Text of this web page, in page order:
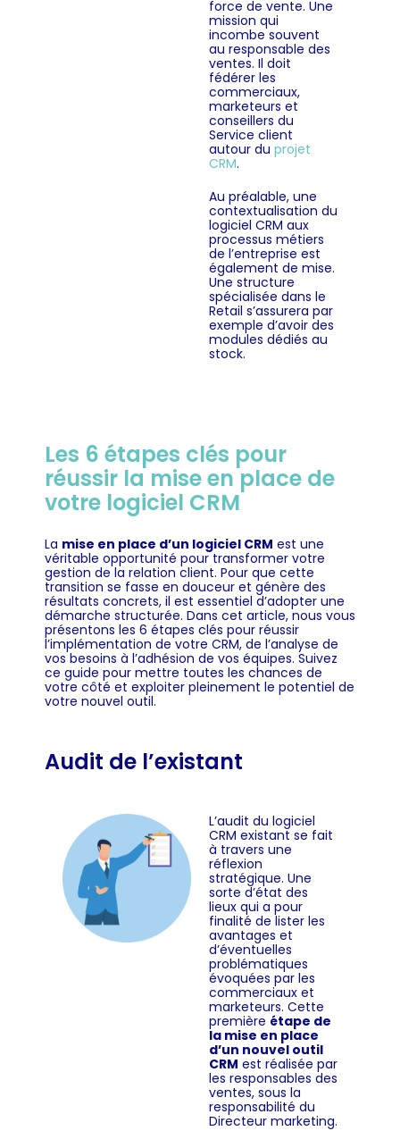
force de vente. Une
mission qui
incombe souvent
au responsable des
ventes. Il doit
fédérer les
commerciaux,
marketeurs et
conseillers du
Service client
autour du projet
CRM.
Au préalable, une
contextualisation du
logiciel CRM aux
processus métiers
de l’entreprise est
également de mise.
Une structure
spécialisée dans le
Retail s’assurera par
exemple d’avoir des
modules dédiés au
stock.
Les 6 étapes clés pour
réussir la mise en place de
votre logiciel CRM
La mise en place d’un logiciel CRM est une
véritable opportunité pour transformer votre
gestion de la relation client. Pour que cette
transition se fasse en douceur et génère des
résultats concrets, il est essentiel d’adopter une
démarche structurée. Dans cet article, nous vous
présentons les 6 étapes clés pour réussir
l’implémentation de votre CRM, de l’analyse de
vos besoins à l’adhésion de vos équipes. Suivez
ce guide pour mettre toutes les chances de
votre côté et exploiter pleinement le potentiel de
votre nouvel outil.
Audit de l’existant
L’audit du logiciel
CRM existant se fait
à travers une
réflexion
stratégique. Une
sorte d’état des
lieux qui a pour
finalité de lister les
avantages et
d’éventuelles
problématiques
évoquées par les
commerciaux et
marketeurs. Cette
première étape de
la mise en place
d’un nouvel outil
CRM est réalisée par
les responsables des
ventes, sous la
responsabilité du
Directeur marketing.